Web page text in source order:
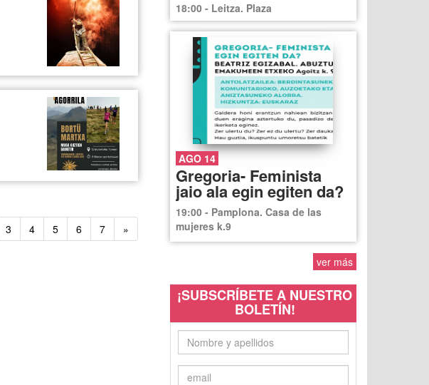
3 4 5 6 7 »
18:00 - Leitza. Plaza
AGO 14
Gregoria- Feminista
jaio ala egin egiten da?
19:00 - Pamplona. Casa de las
mujeres k.9
ver más
¡SUBSCRÍBETE A NUESTRO
BOLETÍN!